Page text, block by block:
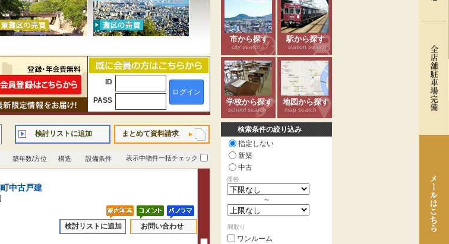
ログイン
ID
PASS
検討リストに追加 まとめて資料請求
築年数/方位 構造 設備条件 表示中物件一括チェック
中古戸建
検討リストに追加 お問い合わせ
市から探す
city search
駅から探す
station search
学校から探す
school search
地図から探す
map search
検索条件の絞り込み
指定しない
新築
中古
価格
～
間取り
ワンルーム